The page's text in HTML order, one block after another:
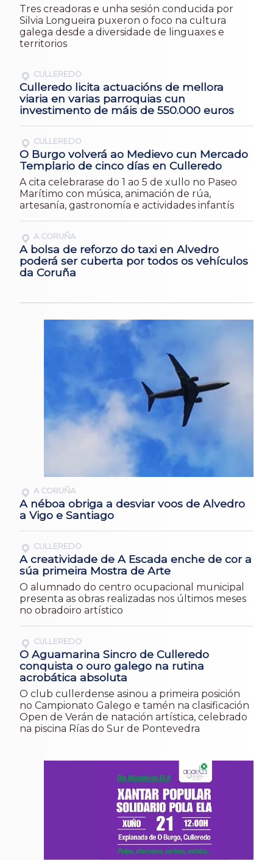
Tres creadoras e unha sesión conducida por
Silvia Longueira puxeron o foco na cultura
galega desde a diversidade de linguaxes e
territorios
CULLEREDO
Culleredo licita actuacións de mellora
viaria en varias parroquias cun
investimento de máis de 550.000 euros
CULLEREDO
O Burgo volverá ao Medievo cun Mercado
Templario de cinco días en Culleredo
A cita celebrarase do 1 ao 5 de xullo no Paseo
Marítimo con música, animación de rúa,
artesanía, gastronomía e actividades infantís
A CORUÑA
A bolsa de reforzo do taxi en Alvedro
poderá ser cuberta por todos os vehículos
da Coruña
A CORUÑA
A néboa obriga a desviar voos de Alvedro
a Vigo e Santiago
CULLEREDO
A creatividade de A Escada enche de cor a
súa primeira Mostra de Arte
O alumnado do centro ocupacional municipal
presenta as obras realizadas nos últimos meses
no obradoiro artístico
CULLEREDO
O Aguamarina Sincro de Culleredo
conquista o ouro galego na rutina
acrobática absoluta
O club cullerdense asinou a primeira posición
no Campionato Galego e tamén na clasificación
Open de Verán de natación artística, celebrado
na piscina Rías do Sur de Pontevedra